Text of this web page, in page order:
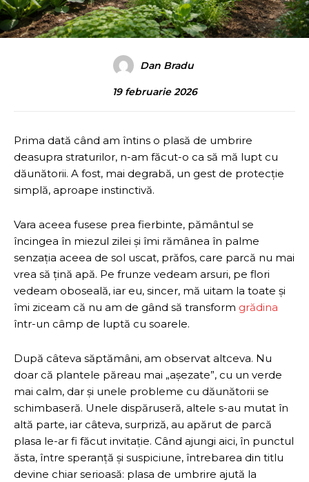
Dan Bradu
19 februarie 2026
Prima dată când am întins o plasă de umbrire
deasupra straturilor, n-am făcut-o ca să mă lupt cu
dăunătorii. A fost, mai degrabă, un gest de protecție
simplă, aproape instinctivă.
Vara aceea fusese prea fierbinte, pământul se
încingea în miezul zilei și îmi rămânea în palme
senzația aceea de sol uscat, prăfos, care parcă nu mai
vrea să țină apă. Pe frunze vedeam arsuri, pe flori
vedeam oboseală, iar eu, sincer, mă uitam la toate și
îmi ziceam că nu am de gând să transform grădina
într-un câmp de luptă cu soarele.
După câteva săptămâni, am observat altceva. Nu
doar că plantele păreau mai „așezate”, cu un verde
mai calm, dar și unele probleme cu dăunătorii se
schimbaseră. Unele dispăruseră, altele s-au mutat în
altă parte, iar câteva, surpriză, au apărut de parcă
plasa le-ar fi făcut invitație. Când ajungi aici, în punctul
ăsta, între speranță și suspiciune, întrebarea din titlu
devine chiar serioasă: plasa de umbrire ajută la